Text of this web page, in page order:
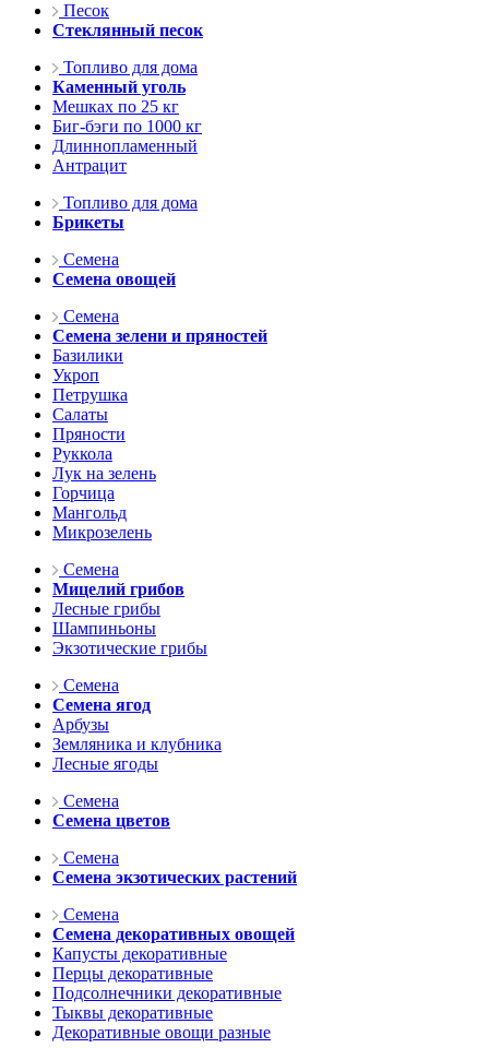
Песок
Стеклянный песок
Топливо для дома
Каменный уголь
Мешках по 25 кг
Биг-бэги по 1000 кг
Длиннопламенный
Антрацит
Топливо для дома
Брикеты
Семена
Семена овощей
Семена
Семена зелени и пряностей
Базилики
Укроп
Петрушка
Салаты
Пряности
Руккола
Лук на зелень
Горчица
Мангольд
Микрозелень
Семена
Мицелий грибов
Лесные грибы
Шампиньоны
Экзотические грибы
Семена
Семена ягод
Арбузы
Земляника и клубника
Лесные ягоды
Семена
Семена цветов
Семена
Семена экзотических растений
Семена
Семена декоративных овощей
Капусты декоративные
Перцы декоративные
Подсолнечники декоративные
Тыквы декоративные
Декоративные овощи разные